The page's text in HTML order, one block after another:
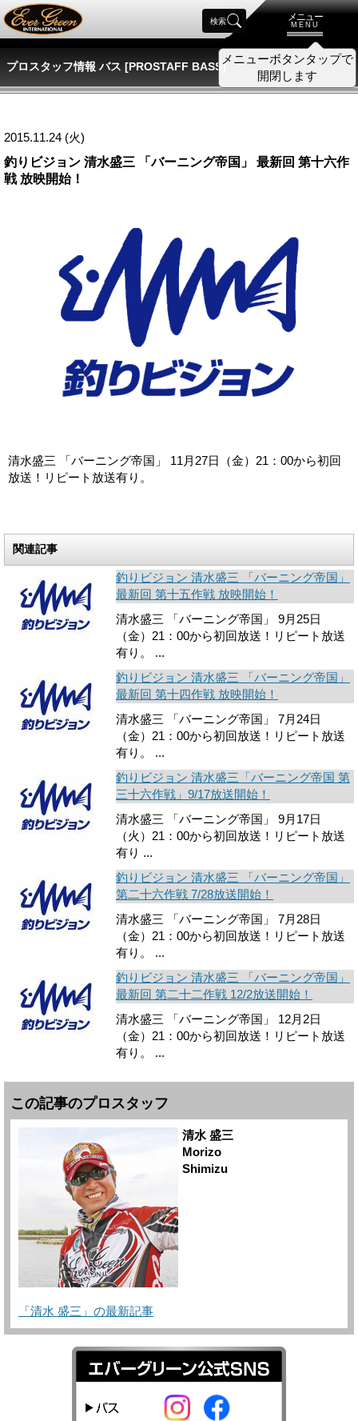
メニュー
MENU
メニューボタンタップで
開閉します
検索
プロスタッフ情報 バス [PROSTAFF BASS]
2015.11.24 (火)
釣りビジョン 清水盛三 「バーニング帝国」 最新回 第十六作
戦 放映開始！
清水盛三 「バーニング帝国」 11月27日（金）21：00から初回
放送！リピート放送有り。
関連記事
釣りビジョン 清水盛三 「バーニング帝国」
最新回 第十五作戦 放映開始！
清水盛三 「バーニング帝国」 9月25日
（金）21：00から初回放送！リピート放送
有り。 ...
釣りビジョン 清水盛三 「バーニング帝国」
最新回 第十四作戦 放映開始！
清水盛三 「バーニング帝国」 7月24日
（金）21：00から初回放送！リピート放送
有り。 ...
釣りビジョン 清水盛三「バーニング帝国 第
三十六作戦」9/17放送開始！
清水盛三 「バーニング帝国」 9月17日
（火）21：00から初回放送！リピート放送
有り ...
釣りビジョン 清水盛三 「バーニング帝国」
第二十六作戦 7/28放送開始！
清水盛三 「バーニング帝国」 7月28日
（金）21：00から初回放送！リピート放送
有り。 ...
釣りビジョン 清水盛三 「バーニング帝国」
最新回 第二十二作戦 12/2放送開始！
清水盛三 「バーニング帝国」 12月2日
（金）21：00から初回放送！リピート放送
有り。 ...
この記事のプロスタッフ
清水 盛三
Morizo
Shimizu
「清水 盛三」の最新記事